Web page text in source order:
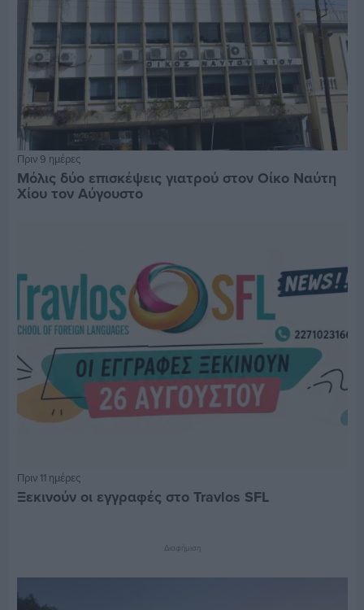
Πριν 9 ημέρες
Μόλις δύο επισκέψεις γιατρού στον Οίκο Ναύτη
Χίου τον Αύγουστο
Πριν 11 ημέρες
Ξεκινούν οι εγγραφές στο Travlos SFL
Διαφήμιση